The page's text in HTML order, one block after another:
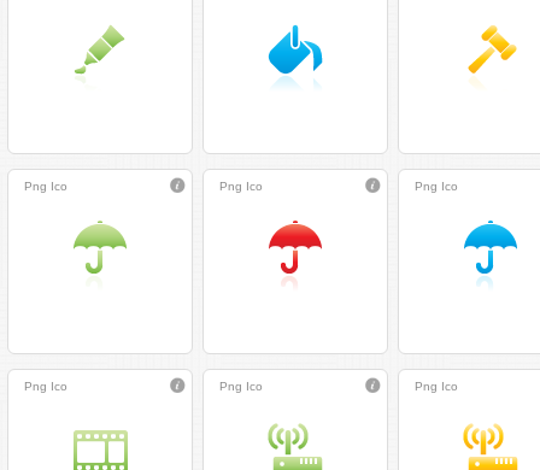
Png Ico Png Ico Png Ico
Png Ico Png Ico Png Ico